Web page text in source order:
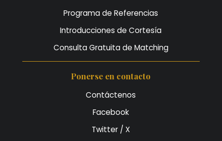
Programa de Referencias
Introducciones de Cortesía
Consulta Gratuita de Matching
Ponerse en contacto
Contáctenos
Facebook
Twitter / X